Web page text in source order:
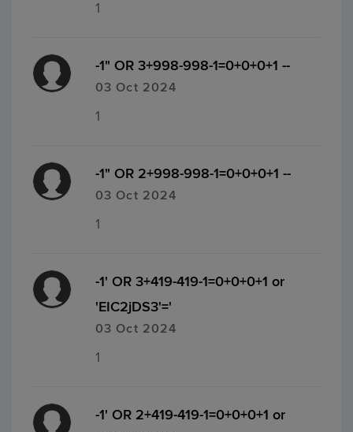
1
-1" OR 3+998-998-1=0+0+0+1 --
03 Oct 2024
1
-1" OR 2+998-998-1=0+0+0+1 --
03 Oct 2024
1
-1' OR 3+419-419-1=0+0+0+1 or
'EIC2jDS3'='
03 Oct 2024
1
-1' OR 2+419-419-1=0+0+0+1 or